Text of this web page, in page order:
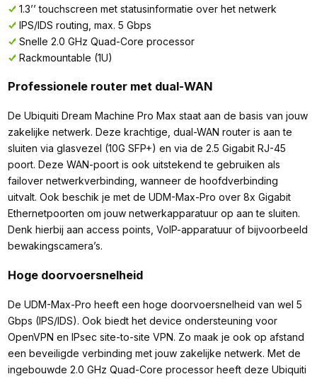
1.3’’ touchscreen met statusinformatie over het netwerk
IPS/IDS routing, max. 5 Gbps
Snelle 2.0 GHz Quad-Core processor
Rackmountable (1U)
Professionele router met dual-WAN
De Ubiquiti Dream Machine Pro Max staat aan de basis van jouw
zakelijke netwerk. Deze krachtige, dual-WAN router is aan te
sluiten via glasvezel (10G SFP+) en via de 2.5 Gigabit RJ-45
poort. Deze WAN-poort is ook uitstekend te gebruiken als
failover netwerkverbinding, wanneer de hoofdverbinding
uitvalt. Ook beschik je met de UDM-Max-Pro over 8x Gigabit
Ethernetpoorten om jouw netwerkapparatuur op aan te sluiten.
Denk hierbij aan access points, VoIP-apparatuur of bijvoorbeeld
bewakingscamera’s.
Hoge doorvoersnelheid
De UDM-Max-Pro heeft een hoge doorvoersnelheid van wel 5
Gbps (IPS/IDS). Ook biedt het device ondersteuning voor
OpenVPN en IPsec site-to-site VPN. Zo maak je ook op afstand
een beveiligde verbinding met jouw zakelijke netwerk. Met de
ingebouwde 2.0 GHz Quad-Core processor heeft deze Ubiquiti